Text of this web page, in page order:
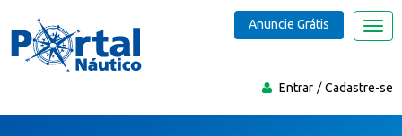
Entrar Cadastre-se
Anuncie Grátis